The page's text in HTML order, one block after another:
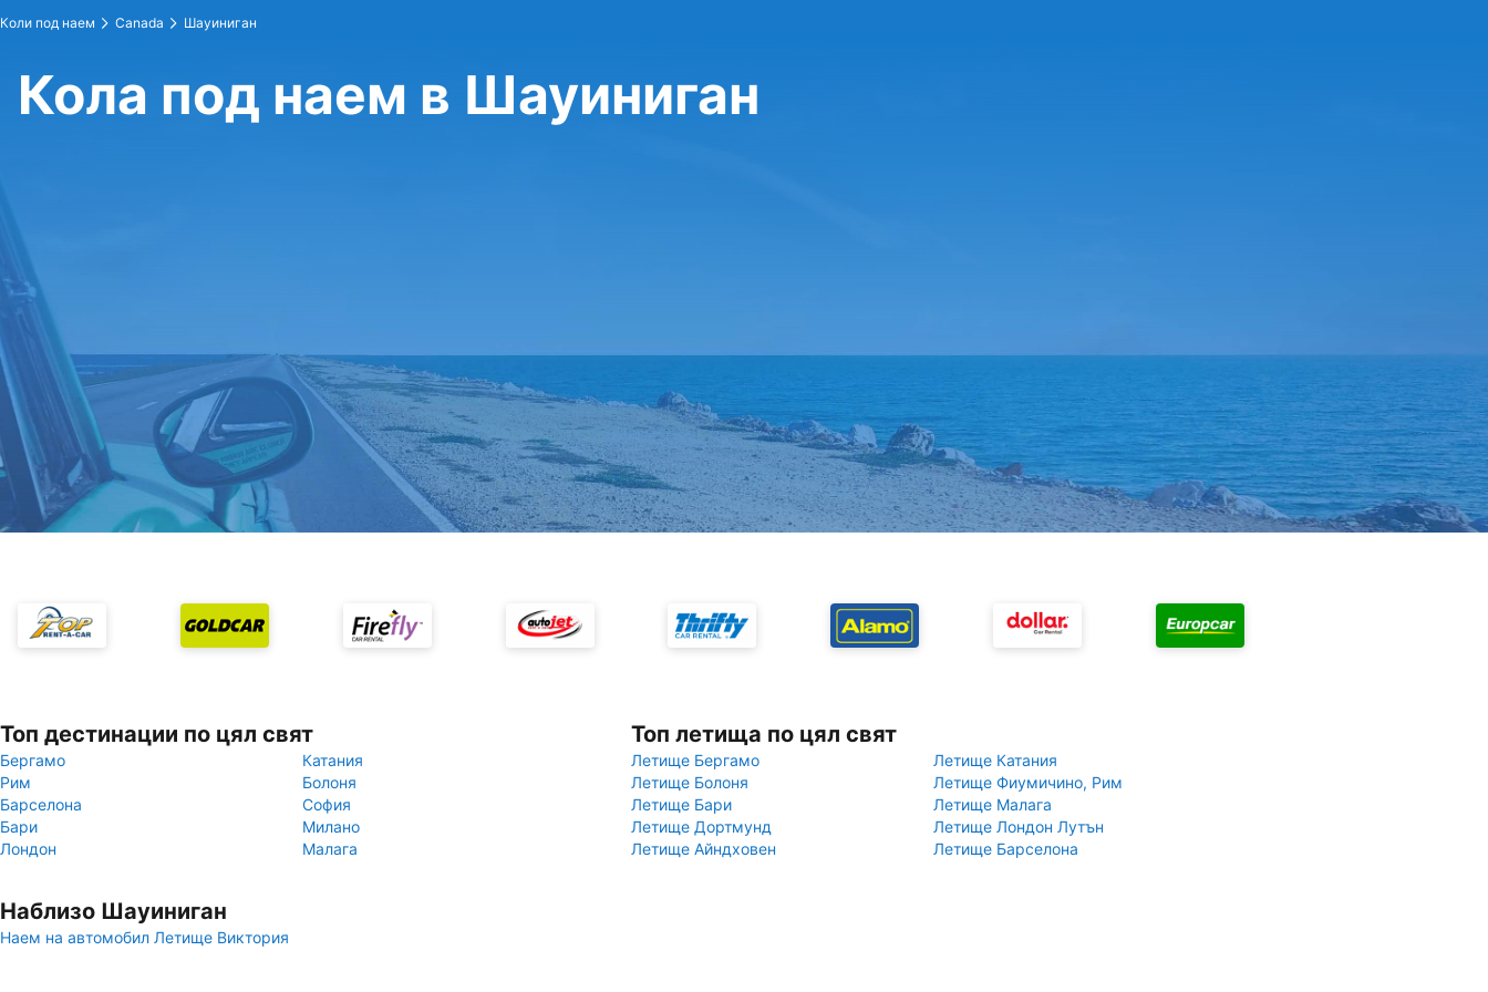
Коли под наем Canada Шауиниган
Кола под наем в Шауиниган
Топ дестинации по цял свят
Бергамо
Катания
Рим
Болоня
Барселона
София
Бари
Милано
Лондон
Малага
Топ летища по цял свят
Летище Бергамо
Летище Катания
Летище Болоня
Летище Фиумичино, Рим
Летище Бари
Летище Малага
Летище Дортмунд
Летище Лондон Лутън
Летище Айндховен
Летище Барселона
Наблизо Шауиниган
Наем на автомобил Летище Виктория